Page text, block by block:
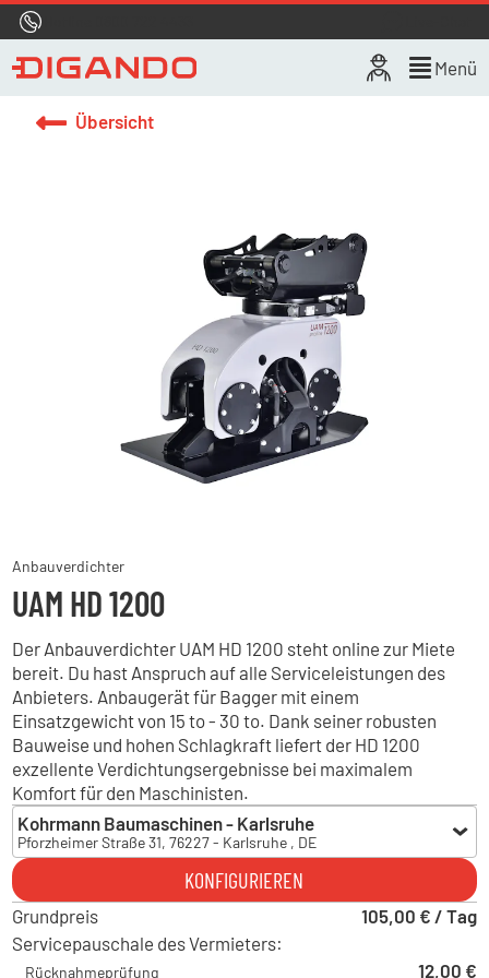
Menü
Übersicht
Anbauverdichter
UAM HD 1200
Der Anbauverdichter UAM HD 1200 steht online zur Miete
bereit. Du hast Anspruch auf alle Serviceleistungen des
Anbieters. Anbaugerät für Bagger mit einem
Einsatzgewicht von 15 to - 30 to. Dank seiner robusten
Bauweise und hohen Schlagkraft liefert der HD 1200
exzellente Verdichtungsergebnisse bei maximalem
Komfort für den Maschinisten.
Kohrmann Baumaschinen - Karlsruhe
Pforzheimer Straße 31, 76227 - Karlsruhe , DE
Kohrmann Baumaschinen - Karlsruhe
Pforzheimer Straße 31, 76227 - Karlsruhe , DE
Kohrmann Baumaschinen - Albbruck
Gewerbestraße 32, 79774 - Albbruck , DE
Hoch Baumaschinen - Freiburg
KONFIGURIEREN
Grundpreis
105,00 € / Tag
Servicepauschale des Vermieters:
Rücknahmeprüfung 12,00 €